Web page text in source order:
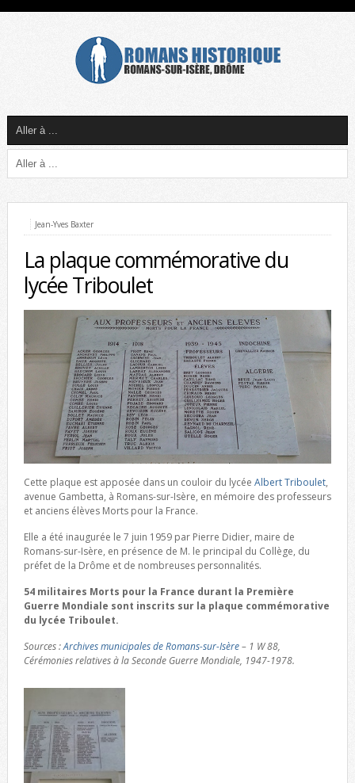
Jean-Yves Baxter
La plaque commémorative du
lycée Triboulet
Cette plaque est apposée dans un couloir du lycée Albert Triboulet,
avenue Gambetta, à Romans-sur-Isère, en mémoire des professeurs
et anciens élèves Morts pour la France.
Elle a été inaugurée le 7 juin 1959 par Pierre Didier, maire de
Romans-sur-Isère, en présence de M. le principal du Collège, du
préfet de la Drôme et de nombreuses personnalités.
54 militaires Morts pour la France durant la Première
Guerre Mondiale sont inscrits sur la plaque commémorative
du lycée Triboulet.
Sources :Archives municipales de Romans-sur-Isère– 1 W 88,
Cérémonies relatives à la Seconde Guerre Mondiale, 1947-1978.